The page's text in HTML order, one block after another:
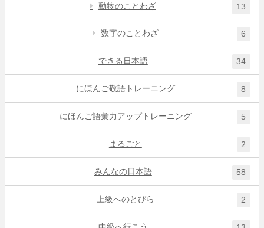
動物のことわざ 13
数字のことわざ 6
できる日本語 34
にほんご敬語トレーニング 8
にほんご語彙力アップトレーニング 5
まるごと 2
みんなの日本語 58
上級へのとびら 2